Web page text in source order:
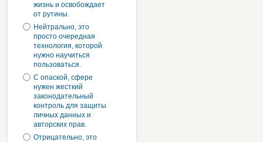
жизнь и освобождает
от рутины.
Нейтрально, это
просто очередная
технология, которой
нужно научиться
пользоваться.
С опаской, сфере
нужен жесткий
законодательный
контроль для защиты
личных данных и
авторских прав.
Отрицательно, это